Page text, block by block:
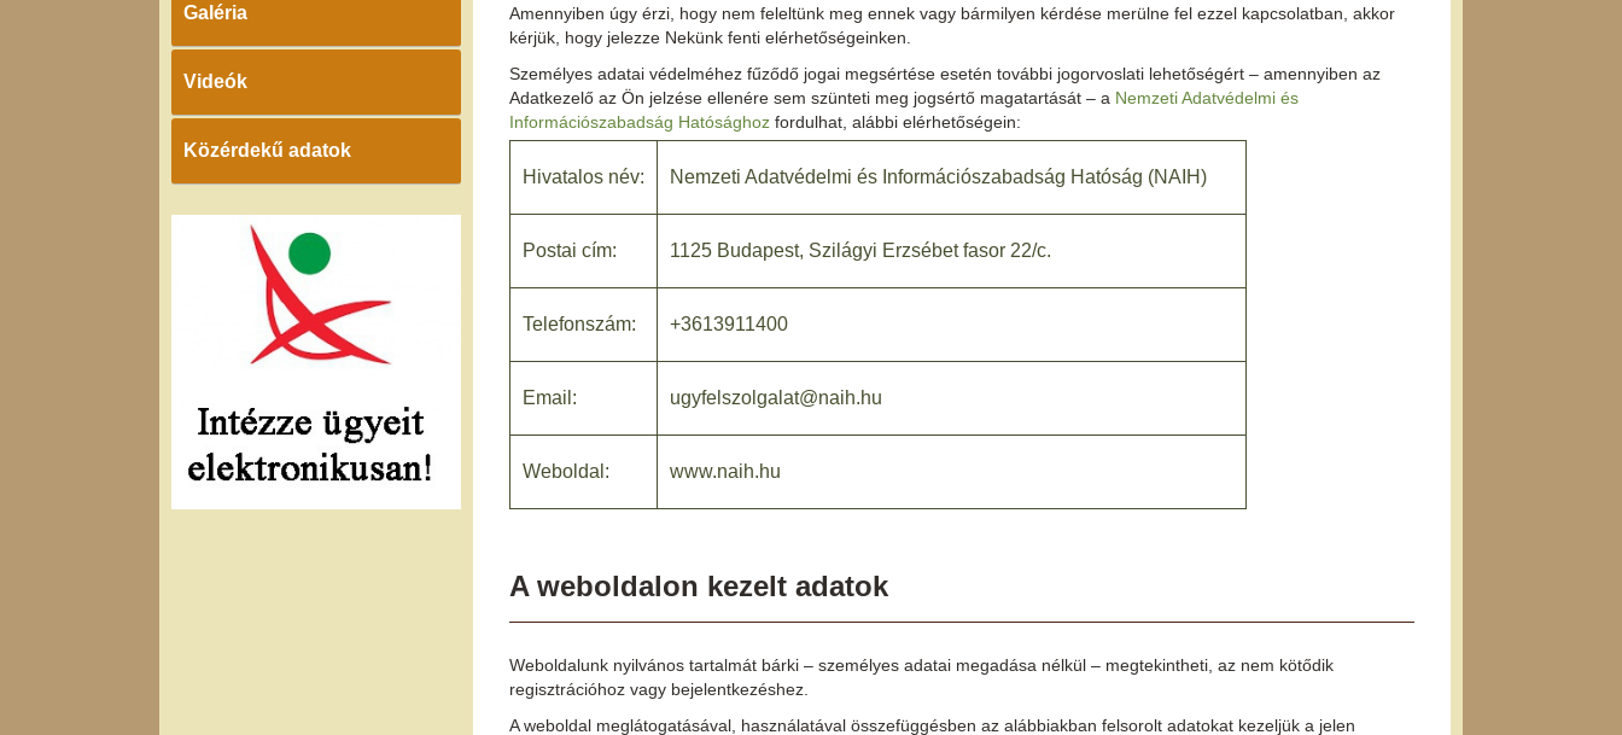
Galéria
Videók
Közérdekű adatok
Amennyiben úgy érzi, hogy nem feleltünk meg ennek vagy bármilyen kérdése merülne fel ezzel kapcsolatban, akkor
kérjük, hogy jelezze Nekünk fenti elérhetőségeinken.
Személyes adatai védelméhez fűződő jogai megsértése esetén további jogorvoslati lehetőségért – amennyiben az
Adatkezelő az Ön jelzése ellenére sem szünteti meg jogsértő magatartását – a Nemzeti Adatvédelmi és
Információszabadság Hatósághoz fordulhat, alábbi elérhetőségein:
Hivatalos név: Nemzeti Adatvédelmi és Információszabadság Hatóság (NAIH)
Postai cím: 1125 Budapest, Szilágyi Erzsébet fasor 22/c.
Telefonszám: +3613911400
Email: ugyfelszolgalat@naih.hu
Weboldal: www.naih.hu
A weboldalon kezelt adatok
Weboldalunk nyilvános tartalmát bárki – személyes adatai megadása nélkül – megtekintheti, az nem kötődik
regisztrációhoz vagy bejelentkezéshez.
A weboldal meglátogatásával, használatával összefüggésben az alábbiakban felsorolt adatokat kezeljük a jelen